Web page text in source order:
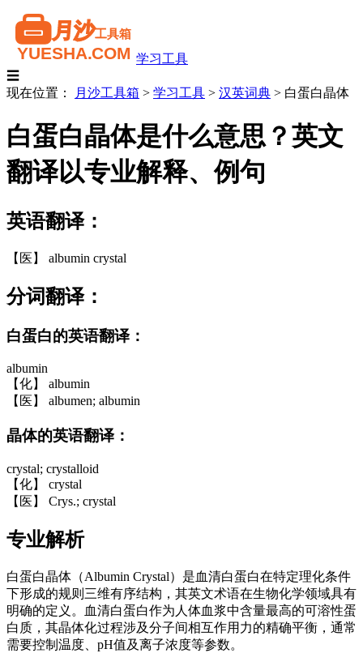
学习工具
☰
现在位置：
月沙工具箱 > 学习工具 > 汉英词典 > 白蛋白晶体
白蛋白晶体是什么意思？英文
翻译以专业解释、例句
英语翻译：
【医】 albumin crystal
分词翻译：
白蛋白的英语翻译：
albumin
【化】 albumin
【医】 albumen; albumin
晶体的英语翻译：
crystal; crystalloid
【化】 crystal
【医】 Crys.; crystal
专业解析
白蛋白晶体（Albumin Crystal）是血清白蛋白在特定理化条件
下形成的规则三维有序结构，其英文术语在生物化学领域具有
明确的定义。血清白蛋白作为人体血浆中含量最高的可溶性蛋
白质，其晶体化过程涉及分子间相互作用力的精确平衡，通常
需要控制温度、pH值及离子浓度等参数。